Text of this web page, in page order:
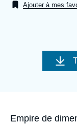
Ajouter à mes
Image
couverture
Accroche
Empire de